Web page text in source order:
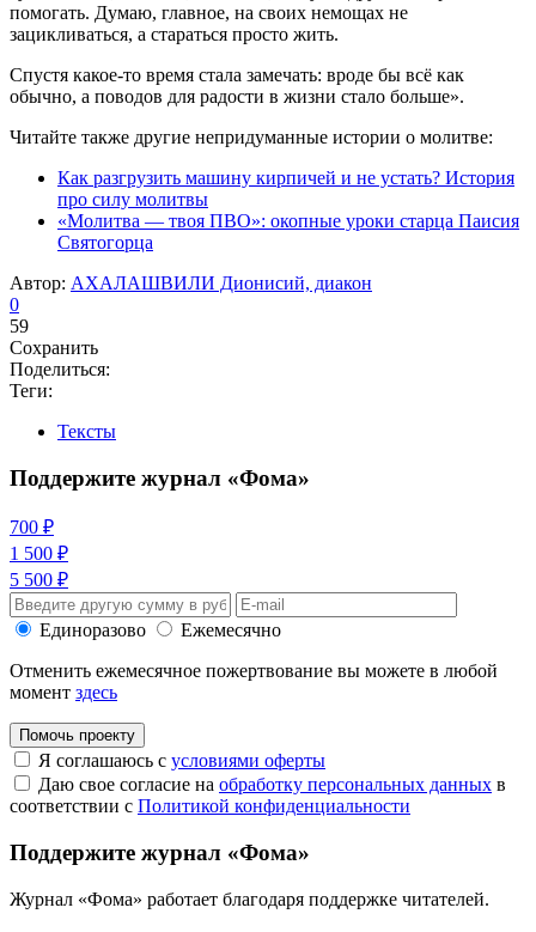
помогать. Думаю, главное, на своих немощах не
зацикливаться, а стараться просто жить.
Спустя какое-то время стала замечать: вроде бы всё как
обычно, а поводов для радости в жизни стало больше».
Читайте также другие непридуманные истории о молитве:
Как разгрузить машину кирпичей и не устать? История
про силу молитвы
«Молитва — твоя ПВО»: окопные уроки старца Паисия
Святогорца
Автор: АХАЛАШВИЛИ Дионисий, диакон
0
59
Сохранить
Поделиться:
Теги:
Тексты
Поддержите журнал «Фома»
700 ₽
1 500 ₽
5 500 ₽
Единоразово
Ежемесячно
Отменить ежемесячное пожертвование вы можете в любой
момент здесь
Помочь проекту
Я соглашаюсь с условиями оферты
Даю свое согласие на обработку персональных данных в
соответствии с Политикой конфиденциальности
Поддержите журнал «Фома»
Журнал «Фома» работает благодаря поддержке читателей.